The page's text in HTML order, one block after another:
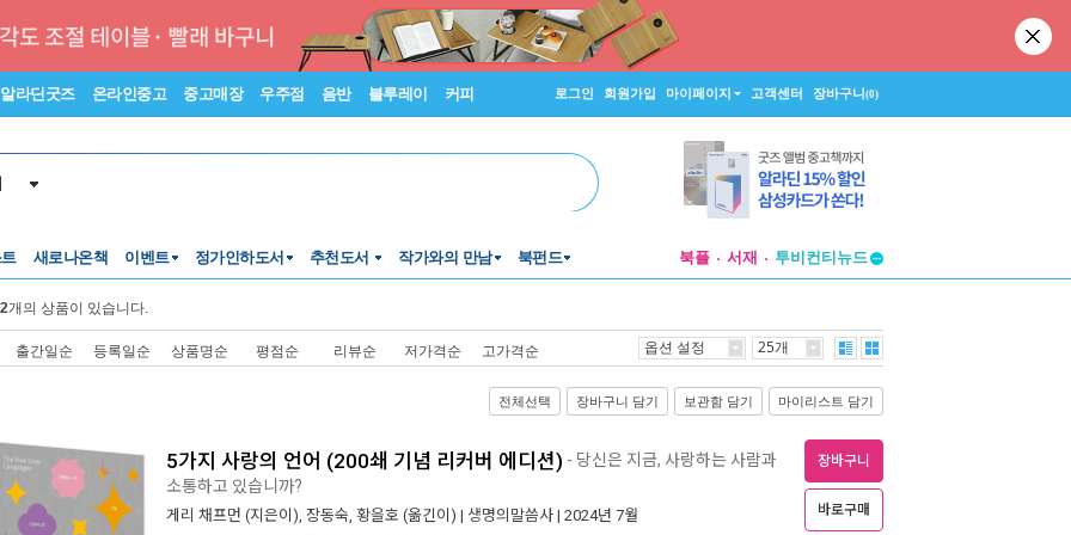
알라딘굿즈 온라인중고 중고매장 우주점 음반 블루레이 커피 로그인 회원가입 마이페이지 고객센터 장바구니(0)
새로나온책 이벤트 정가인하도서 추천도서 작가와의 만남 북펀드 북플 서재
투비컨티뉴드
창작플랫폼
개의 상품이 있습니다.
출간일순 등록일순 상품명순 평점순 리뷰순 저가격순 고가격순 옵션 설정 25개
전체선택 장바구니 담기 보관함 담기 마이리스트 담기
5가지 사랑의 언어 (200쇄 기념 리커버 에디션) - 당신은 지금, 사랑하는 사람과
소통하고 있습니까?
게리 채프먼 (지은이), 장동숙, 황을호 (옮긴이) | 생명의말씀사 | 2024년 7월
장바구니
바로구매